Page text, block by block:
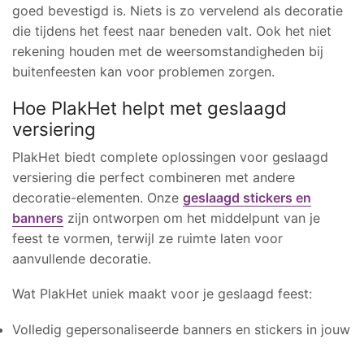
goed bevestigd is. Niets is zo vervelend als decoratie
die tijdens het feest naar beneden valt. Ook het niet
rekening houden met de weersomstandigheden bij
buitenfeesten kan voor problemen zorgen.
Hoe PlakHet helpt met geslaagd
versiering
PlakHet biedt complete oplossingen voor geslaagd
versiering die perfect combineren met andere
decoratie-elementen. Onze geslaagd stickers en
banners zijn ontworpen om het middelpunt van je
feest te vormen, terwijl ze ruimte laten voor
aanvullende decoratie.
Wat PlakHet uniek maakt voor je geslaagd feest:
Volledig gepersonaliseerde banners en stickers in jouw